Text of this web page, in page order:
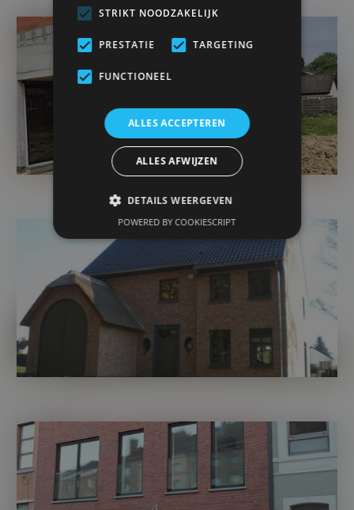
STRIKT NOODZAKELIJK
PRESTATIE TARGETING
FUNCTIONEEL
ALLES ACCEPTEREN
ALLES AFWIJZEN
DETAILS WEERGEVEN
POWERED BY COOKIESCRIPT